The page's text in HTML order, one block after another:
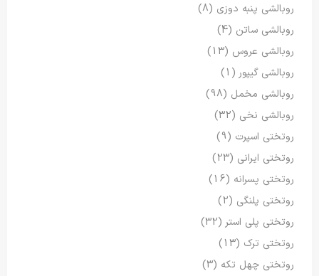
روبالشی پنبه دوزی (8)
روبالشی ساتن (4)
روبالشی عروس (13)
روبالشی گیپور (1)
روبالشی مخمل (98)
روبالشی نخی (32)
روتختی اسپرت (9)
روتختی ایرانی (23)
روتختی پسرانه (16)
روتختی پلنگی (2)
روتختی پلی استر (32)
روتختی ترک (13)
روتختی چهل تکه (3)